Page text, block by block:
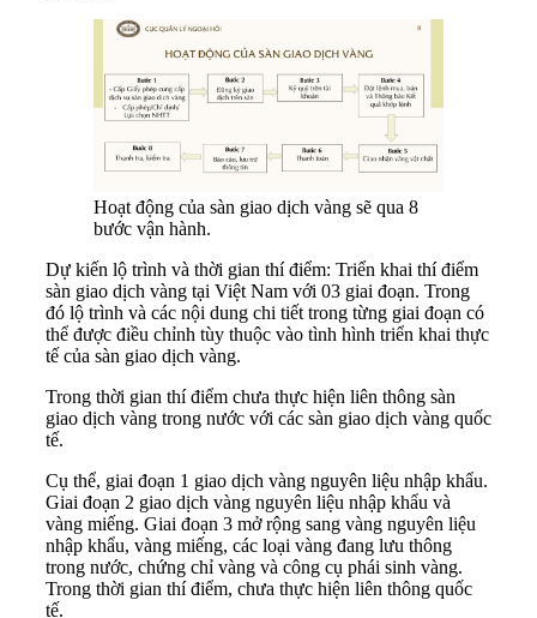
Hoạt động của sàn giao dịch vàng sẽ qua 8
bước vận hành.
Dự kiến lộ trình và thời gian thí điểm: Triển khai thí điểm
sàn giao dịch vàng tại Việt Nam với 03 giai đoạn. Trong
đó lộ trình và các nội dung chi tiết trong từng giai đoạn có
thể được điều chỉnh tùy thuộc vào tình hình triển khai thực
tế của sàn giao dịch vàng.
Trong thời gian thí điểm chưa thực hiện liên thông sàn
giao dịch vàng trong nước với các sàn giao dịch vàng quốc
tế.
Cụ thể, giai đoạn 1 giao dịch vàng nguyên liệu nhập khẩu.
Giai đoạn 2 giao dịch vàng nguyên liệu nhập khẩu và
vàng miếng. Giai đoạn 3 mở rộng sang vàng nguyên liệu
nhập khẩu, vàng miếng, các loại vàng đang lưu thông
trong nước, chứng chỉ vàng và công cụ phái sinh vàng.
Trong thời gian thí điểm, chưa thực hiện liên thông quốc
tế.